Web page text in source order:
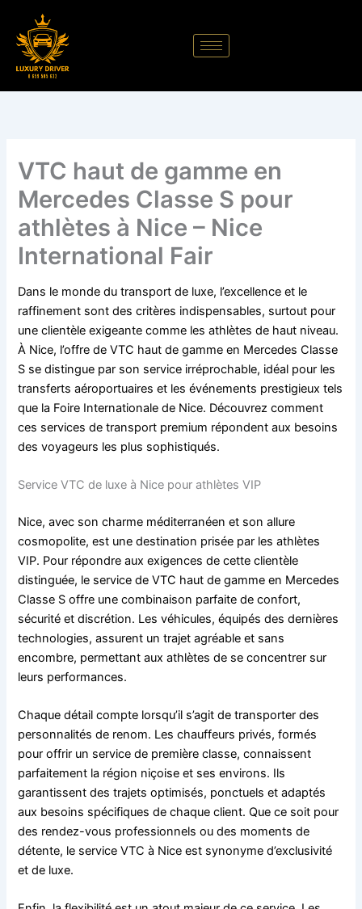
contenu
VTC haut de gamme en
Mercedes Classe S pour
athlètes à Nice – Nice
International Fair
Dans le monde du transport de luxe, l’excellence et le
raffinement sont des critères indispensables, surtout pour
une clientèle exigeante comme les athlètes de haut niveau.
À Nice, l’offre de VTC haut de gamme en Mercedes Classe
S se distingue par son service irréprochable, idéal pour les
transferts aéroportuaires et les événements prestigieux tels
que la Foire Internationale de Nice. Découvrez comment
ces services de transport premium répondent aux besoins
des voyageurs les plus sophistiqués.
Service VTC de luxe à Nice pour athlètes VIP
Nice, avec son charme méditerranéen et son allure
cosmopolite, est une destination prisée par les athlètes
VIP. Pour répondre aux exigences de cette clientèle
distinguée, le service de VTC haut de gamme en Mercedes
Classe S offre une combinaison parfaite de confort,
sécurité et discrétion. Les véhicules, équipés des dernières
technologies, assurent un trajet agréable et sans
encombre, permettant aux athlètes de se concentrer sur
leurs performances.
Chaque détail compte lorsqu’il s’agit de transporter des
personnalités de renom. Les chauffeurs privés, formés
pour offrir un service de première classe, connaissent
parfaitement la région niçoise et ses environs. Ils
garantissent des trajets optimisés, ponctuels et adaptés
aux besoins spécifiques de chaque client. Que ce soit pour
des rendez-vous professionnels ou des moments de
détente, le service VTC à Nice est synonyme d’exclusivité
et de luxe.